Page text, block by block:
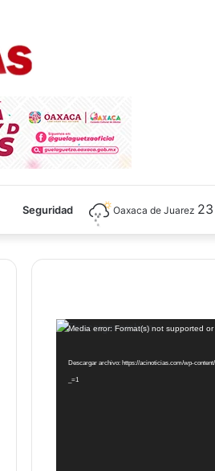
Seguridad Oaxaca de Juarez 23
Reproductor
vídeo
Media error: Format(s) not supported
Descargar archivo: https://acinoticias.com/wp-
_=1